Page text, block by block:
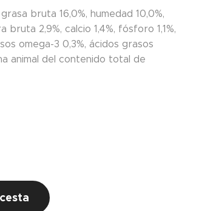
bruta 16,0%, humedad 10,0%,
bruta 2,9%, calcio 1,4%, fósforo 1,1%,
omega-3 0,3%, ácidos grasos
animal del contenido total de